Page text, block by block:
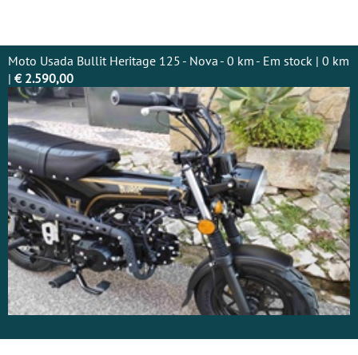
Moto Usada Bullit Heritage 125 - Nova - 0 km - Em stock | 0 km
| € 2.590,00